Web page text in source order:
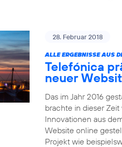
28. Februar 2018
ALLE ERGEBNISSE AUS
Telefónica
neuer
Das im Jahr 2016
brachte in dieser
Innovationen aus
Website online
Projekt wie